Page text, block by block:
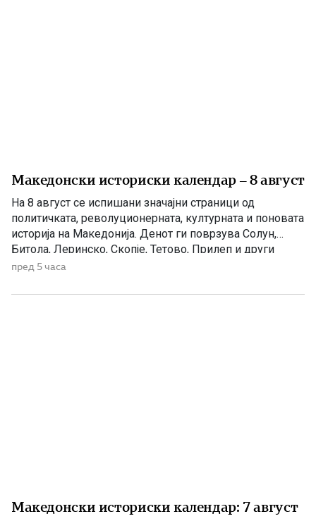
Македонски историски календар – 8 август
На 8 август се испишани значајни страници од
политичката, револуционерната, културната и поновата
историја на Македонија. Денот ги поврзува Солун,
Битола, Леринско, Скопје, Тетово, Прилеп и други
македонски краишта. 1903 – Убиен рускиот конзул
година, во екот на Илинденското востание, во Битола
пред 5 часа
Македонски историски календар: 7 август